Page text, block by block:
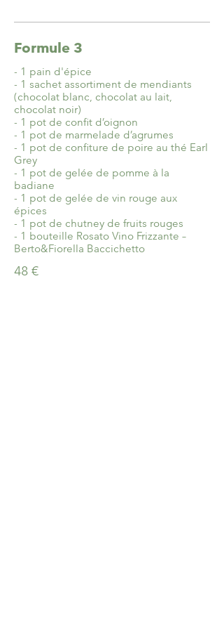
Formule 3
- 1 pain d'épice
- 1 sachet assortiment de mendiants
(chocolat blanc, chocolat au lait,
chocolat noir)
- 1 pot de confit d’oignon
- 1 pot de marmelade d’agrumes
- 1 pot de confiture de poire au thé Earl
Grey
- 1 pot de gelée de pomme à la
badiane
- 1 pot de gelée de vin rouge aux
épices
- 1 pot de chutney de fruits rouges
- 1 bouteille Rosato Vino Frizzante –
Berto&Fiorella Baccichetto
48 €